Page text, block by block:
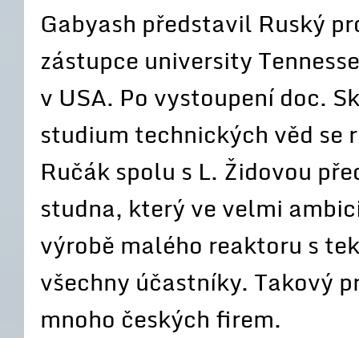
Gabyash představil Ruský
zástupce university
v USA. Po vystoupení doc.
studium technických věd
Ručák spolu s L. Židovou
studna, který ve velmi
výrobě malého reaktoru s
všechny účastníky. Takový
mnoho českých firem.